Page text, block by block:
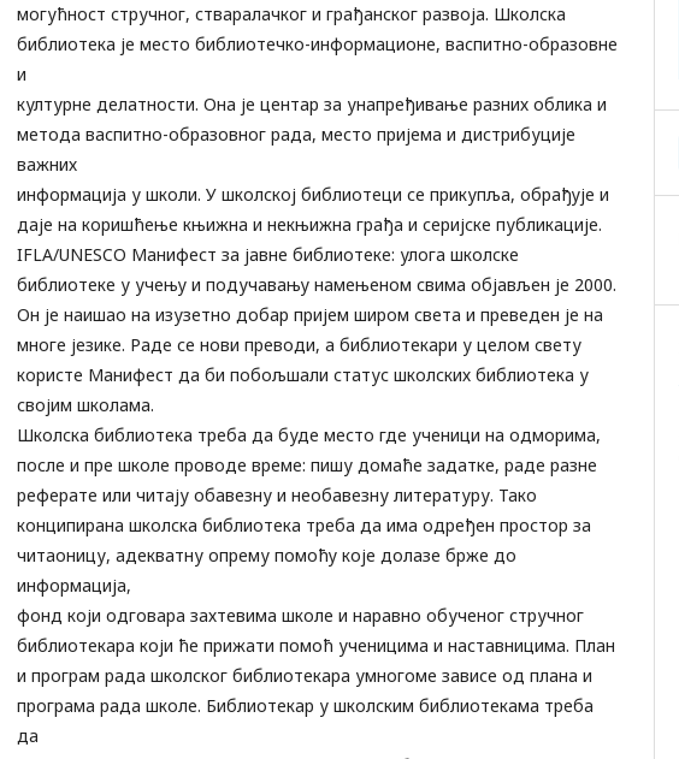
могућност стручног, стваралачког и грађанског развоја. Школска
библиотека је место библиотечко-информационе, васпитно-образовне
и
културне делатности. Она је центар за унапређивање разних облика и
метода васпитно-образовног рада, место пријема и дистрибуције
важних
информација у школи. У школској библиотеци се прикупља, обрађује и
даје на коришћење књижна и некњижна грађа и серијске публикације.
IFLA/UNESCO Манифест за јавне библиотеке: улога школске
библиотеке у учењу и подучавању намењеном свима објављен је 2000.
Он је наишао на изузетно добар пријем широм света и преведен је на
многе језике. Раде се нови преводи, а библиотекари у целом свету
користе Манифест да би побољшали статус школских библиотека у
својим школама.
Школска библиотека треба да буде место где ученици на одморима,
после и пре школе проводе време: пишу домаће задатке, раде разне
реферате или читају обавезну и необавезну литературу. Тако
конципирана школска библиотека треба да има одређен простор за
читаоницу, адекватну опрему помоћу које долазе брже до
информација,
фонд који одговара захтевима школе и наравно обученог стручног
библиотекара који ће прижати помоћ ученицима и наставницима. План
и програм рада школског библиотекара умногоме зависе од плана и
програма рада школе. Библиотекар у школским библиотекама треба
да